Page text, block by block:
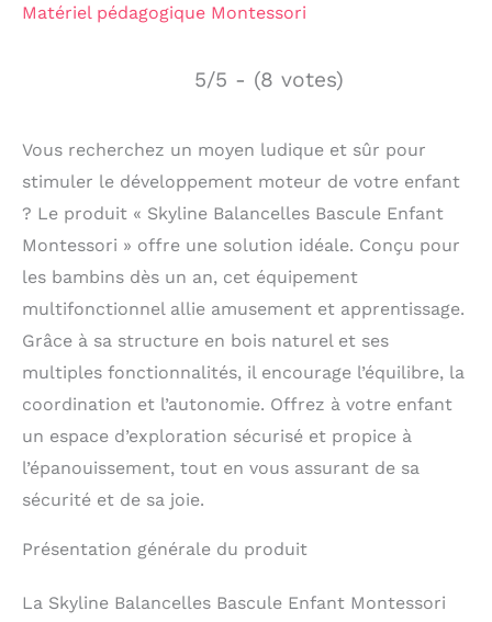
Matériel pédagogique Montessori
5/5 - (8 votes)
Vous recherchez un moyen ludique et sûr pour
stimuler le développement moteur de votre enfant
? Le produit « Skyline Balancelles Bascule Enfant
Montessori » offre une solution idéale. Conçu pour
les bambins dès un an, cet équipement
multifonctionnel allie amusement et apprentissage.
Grâce à sa structure en bois naturel et ses
multiples fonctionnalités, il encourage l’équilibre, la
coordination et l’autonomie. Offrez à votre enfant
un espace d’exploration sécurisé et propice à
l’épanouissement, tout en vous assurant de sa
sécurité et de sa joie.
Présentation générale du produit
La Skyline Balancelles Bascule Enfant Montessori